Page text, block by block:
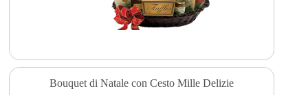
Bouquet di Natale con Cesto Mille Delizie